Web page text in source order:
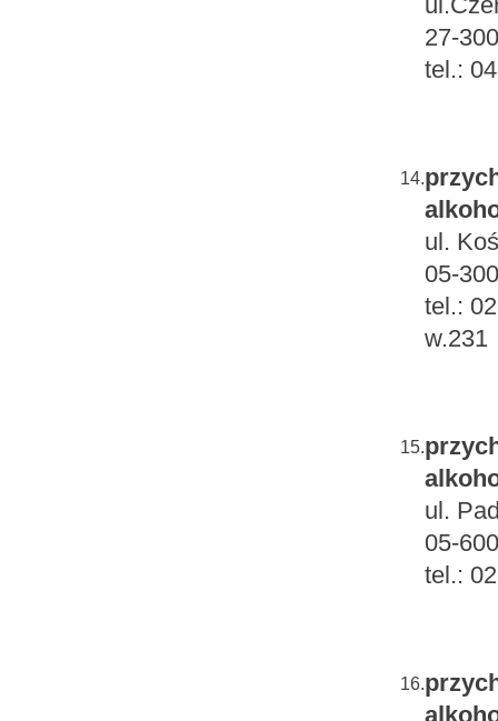
27-
tel.:
14.
ul.
05-
tel.:
w.231
15.
ul.
05-
tel.:
16.